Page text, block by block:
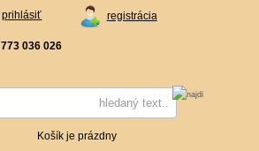
registrácia
prihlásiť
773 036 026
Košík je prázdny